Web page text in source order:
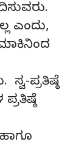
ಎಂದು,
ಪ್ರತಿಷ್ಠೆ